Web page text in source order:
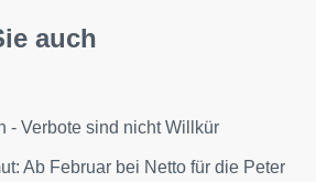
auch
- Verbote sind nicht Willkür
Ab Februar bei Netto für die Peter